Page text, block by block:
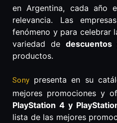
en Argentina, cada año
relevancia. Las
fenómeno y para celebrar
variedad de descuentos
productos.
Sony presenta en su
mejores promociones y
PlayStation 4 y
lista de las mejores